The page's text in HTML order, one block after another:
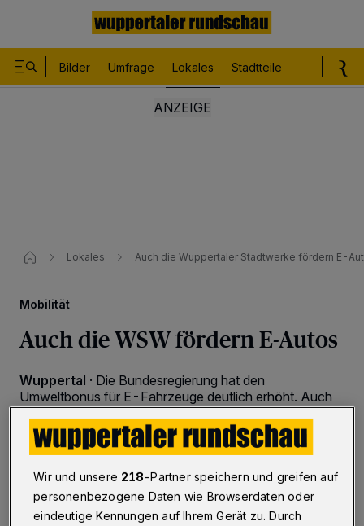
Bilder Umfrage Lokales Stadtteile
Lokales Auch die Wuppertaler Stadtwerke fördern E-
Mobilität
Auch die WSW fördern E-Autos
Wuppertal · Die Bundesregierung hat den
Umweltbonus für E-Fahrzeuge deutlich erhöht. Auch
das Land Nordrhein-Westfalen und die Wuppertaler
Stadtwerke bieten Förderungen an.
19.02.2020 , 17:01 Uhr Eine Minute Lesezeit
Wir und unsere 218-Partner speichern und greifen auf
personenbezogene Daten wie Browserdaten oder
eindeutige Kennungen auf Ihrem Gerät zu. Durch